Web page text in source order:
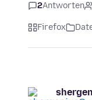
2Antworten
Firefox